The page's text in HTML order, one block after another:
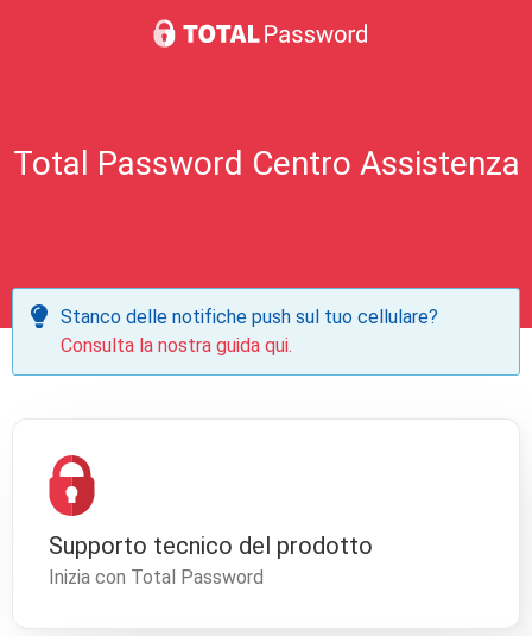
Total Password Centro Assistenza
Stanco delle notifiche push sul tuo cellulare?
Consulta la nostra guida qui.
Supporto tecnico del prodotto
Inizia con Total Password